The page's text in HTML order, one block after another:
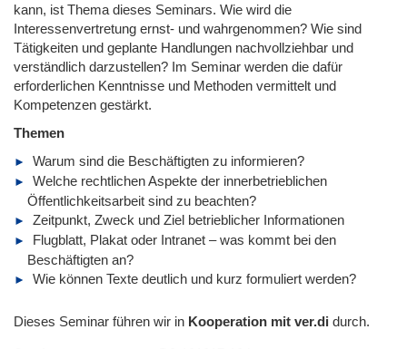
kann, ist Thema dieses Seminars. Wie wird die
Interessenvertretung ernst- und wahrgenommen? Wie sind
Tätigkeiten und geplante Handlungen nachvollziehbar und
verständlich darzustellen? Im Seminar werden die dafür
erforderlichen Kenntnisse und Methoden vermittelt und
Kompetenzen gestärkt.
Themen
Warum sind die Beschäftigten zu informieren?
Welche rechtlichen Aspekte der innerbetrieblichen
Öffentlichkeitsarbeit sind zu beachten?
Zeitpunkt, Zweck und Ziel betrieblicher Informationen
Flugblatt, Plakat oder Intranet – was kommt bei den
Beschäftigten an?
Wie können Texte deutlich und kurz formuliert werden?
Dieses Seminar führen wir in Kooperation mit ver.di durch.